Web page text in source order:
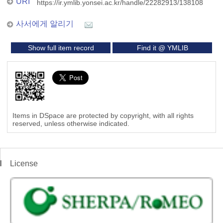
https://ir.ymlib.yonsei.ac.kr/handle/22282913/138108
사서에게 알리기
Show full item record Find it @ YMLIB
Items in DSpace are protected by copyright, with all rights
reserved, unless otherwise indicated.
License